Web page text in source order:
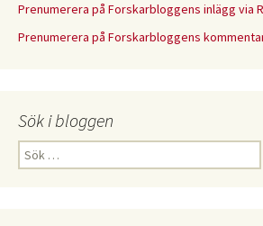
Prenumerera på Forskarbloggens inlägg via
Prenumerera på Forskarbloggens
Sök i bloggen
Sök
efter: